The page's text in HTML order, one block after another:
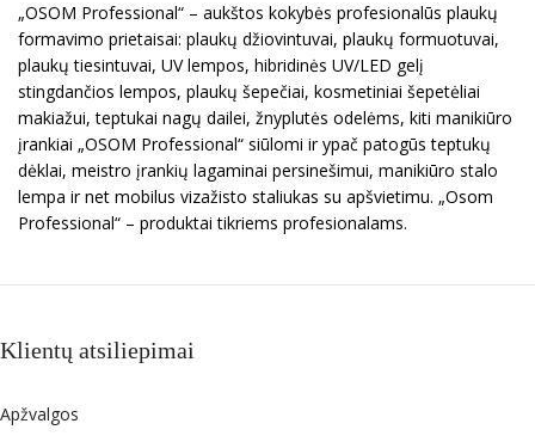
„OSOM Professional“ – aukštos kokybės profesionalūs plaukų
formavimo prietaisai: plaukų džiovintuvai, plaukų formuotuvai,
plaukų tiesintuvai, UV lempos, hibridinės UV/LED gelį
stingdančios lempos, plaukų šepečiai, kosmetiniai šepetėliai
makiažui, teptukai nagų dailei, žnyplutės odelėms, kiti manikiūro
įrankiai „OSOM Professional“ siūlomi ir ypač patogūs teptukų
dėklai, meistro įrankių lagaminai persinešimui, manikiūro stalo
lempa ir net mobilus vizažisto staliukas su apšvietimu. „Osom
Professional“ – produktai tikriems profesionalams.
Klientų atsiliepimai
Apžvalgos